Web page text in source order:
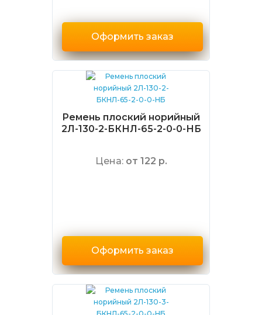
Оформить заказ
Ремень плоский норийный
2Л-130-2-БКНЛ-65-2-0-0-НБ
Цена: от 122 р.
Оформить заказ